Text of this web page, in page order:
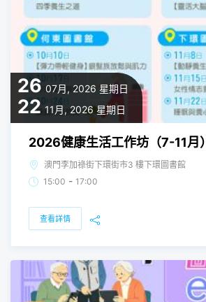
26 07月, 2026 星期日
22 11月, 2026 星期日
2026健康生活工作坊（7-11月）
澳門李加祿街下環街市3 樓下環圖書館
15:00 - 17:00
查看詳情